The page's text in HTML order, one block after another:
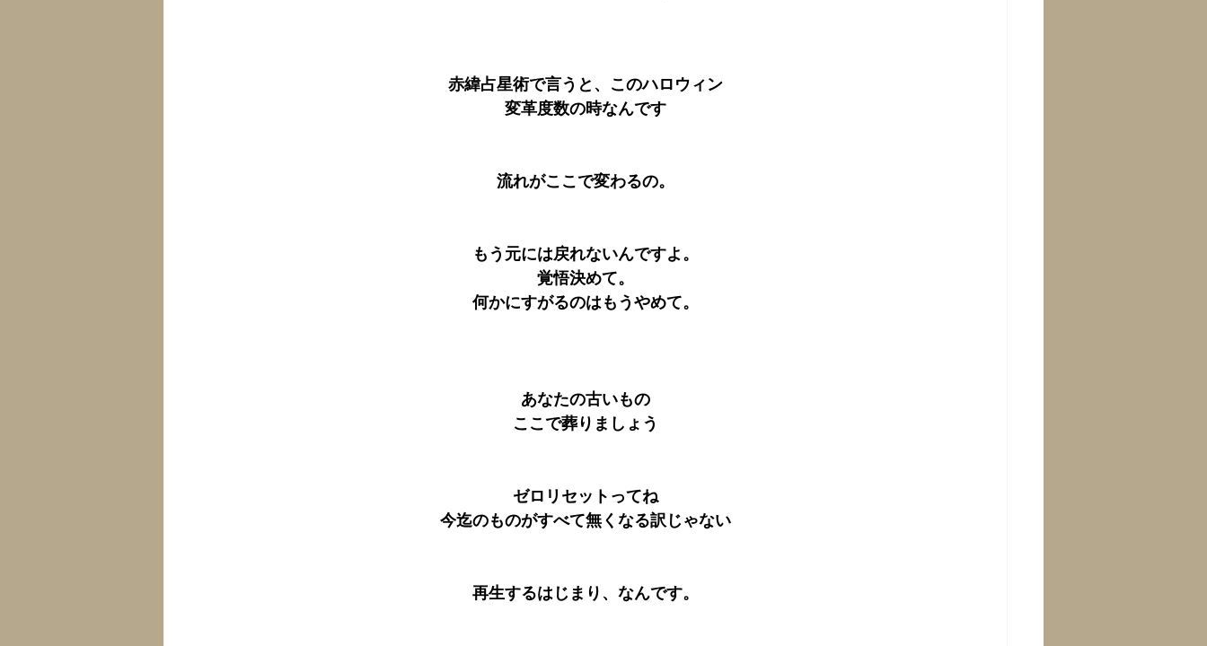
赤緯占星術で言うと、このハロウィン
変革度数の時なんです
流れがここで変わるの。
もう元には戻れないんですよ。
覚悟決めて。
何かにすがるのはもうやめて。
あなたの古いもの
ここで葬りましょう
ゼロリセットってね
今迄のものがすべて無くなる訳じゃない
再生するはじまり、なんです。